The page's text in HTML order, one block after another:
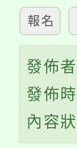
報名
發佈
發佈
內容